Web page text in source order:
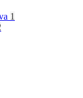
1